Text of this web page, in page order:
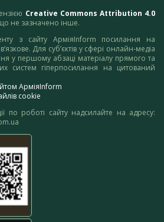
Creative Commons Attribution 4.0
не зазначено інше.
з сайту АрміяInform посилання на
Для суб’єктів у сфері онлайн-медіа
у першому абзаці матеріалу прямого та
систем гіперпосилання на цитований
АрміяInform
cookie
по роботі сайту надсилайте на адресу: